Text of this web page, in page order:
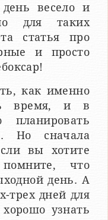
весело и
для таких
статья про
и просто
как именно
время, и в
планировать
Но сначала
вы хотите
что
день. А
трех дней для
узнать